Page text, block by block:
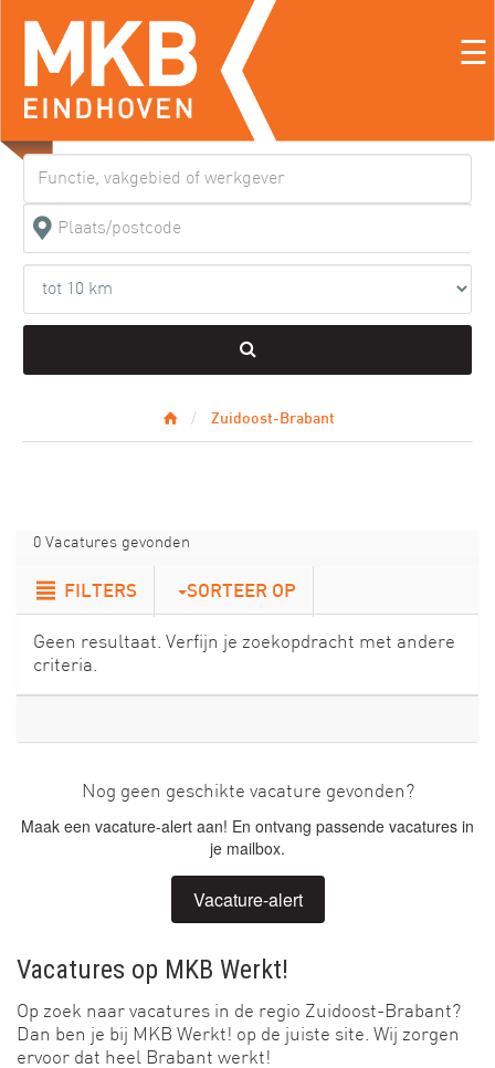
☰
Zuidoost-Brabant
0 Vacatures gevonden
FILTERS SORTEER OP
Geen resultaat. Verfijn je zoekopdracht met andere
criteria.
Nog geen geschikte vacature gevonden?
Maak een vacature-alert aan! En ontvang passende vacatures in
je mailbox.
Vacature-alert
Vacatures op MKB Werkt!
Op zoek naar vacatures in de regio Zuidoost-Brabant?
Dan ben je bij MKB Werkt! op de juiste site. Wij zorgen
ervoor dat heel Brabant werkt!